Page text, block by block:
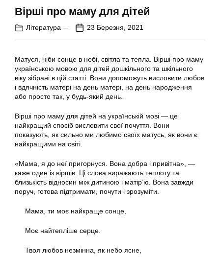
Вірші про маму для дітей
Література 23 Березня, 2021
Матуся, ніби сонце в небі, світла та тепла. Вірші про маму
українською мовою для дітей дошкільного та шкільного
віку зібрані в цій статті. Вони допоможуть висловити любов
і вдячність матері на день матері, на день народження
або просто так, у будь-який день.
Вірші про маму для дітей на українській мові — це
найкращий спосіб висловити свої почуття. Вони
показують, як сильно ми любимо своїх матусь, як вони є
найкращими на світі.
«Мама, я до неї пригорнуся. Вона добра і привітна», —
каже один із віршів. Ці слова виражають теплоту та
близькість відносин між дитиною і матір’ю. Вона завжди
поруч, готова підтримати, почути і зрозуміти.
Мама, ти моє найкраще сонце,
Моє найтепліше серце.
Твоя любов незмінна, як небо ясне,